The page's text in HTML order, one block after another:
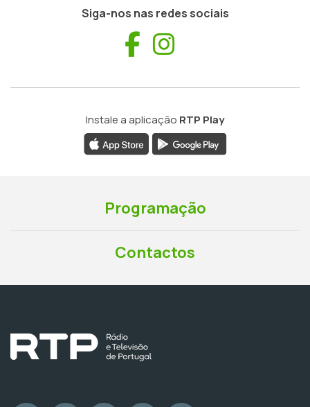
Siga-nos nas redes sociais
Facebook
Instale a aplicação RTP Play
Programação
Contactos